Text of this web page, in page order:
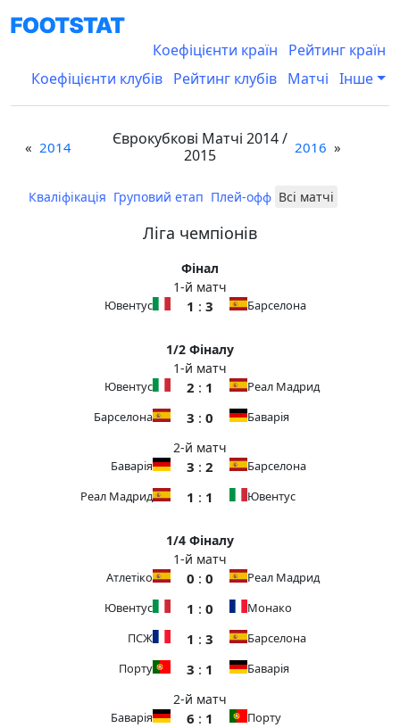
Коефіцієнти країн
Рейтинг країн
Коефіцієнти клубів Рейтинг клубів Матчі Інше
« 2014
Єврокубкові Матчі 2014 /
2015
2016 »
Кваліфікація Груповий етап Плей-офф Всі матчі
Ліга чемпіонів
Фінал
1-й матч
Ювентус 1 : 3 Барселона
1/2 Фіналу
1-й матч
Ювентус 2 : 1
Реал Мадрид
Барселона
3 : 0 Баварія
2-й матч
Баварія 3 : 2
Барселона
Реал Мадрид
1 : 1 Ювентус
1/4 Фіналу
1-й матч
Атлетіко 0 : 0
Реал Мадрид
Ювентус
1 : 0
Монако
ПСЖ
1 : 3
Барселона
Порту
3 : 1 Баварія
2-й матч
Баварія 6 : 1
Порту